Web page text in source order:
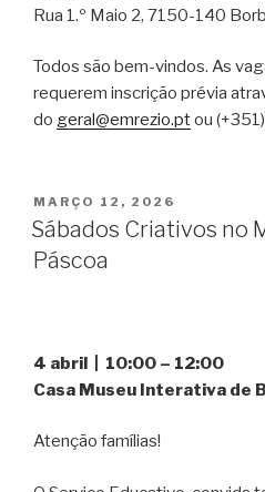
Rua 1.º Maio 2, 7150-140
Todos são bem-vindos. As
requerem inscrição prévia
do geral@emrezio.ptou
PUBLICADO
EM
MARÇO 12, 2026
Sábados Criativos no
Páscoa
4 abril | 10:00 – 12:00
Casa Museu Interativa de
Atenção famílias!